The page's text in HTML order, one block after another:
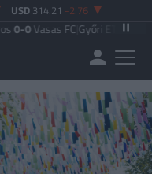
USD 314.21 -2.76
FC|Győri ETO FC4-0